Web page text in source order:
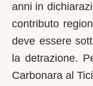
anni in
contributo
deve essere
la detrazione.
Carbonara al